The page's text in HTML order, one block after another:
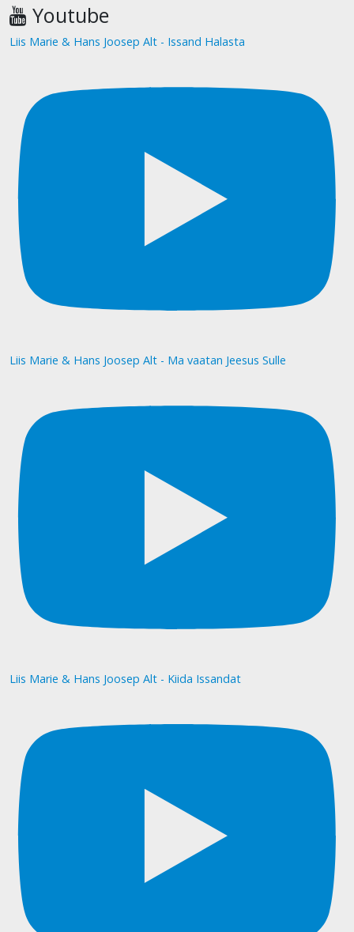
Youtube
Liis Marie & Hans Joosep Alt - Issand Halasta
Liis Marie & Hans Joosep Alt - Ma vaatan Jeesus Sulle
Liis Marie & Hans Joosep Alt - Kiida Issandat